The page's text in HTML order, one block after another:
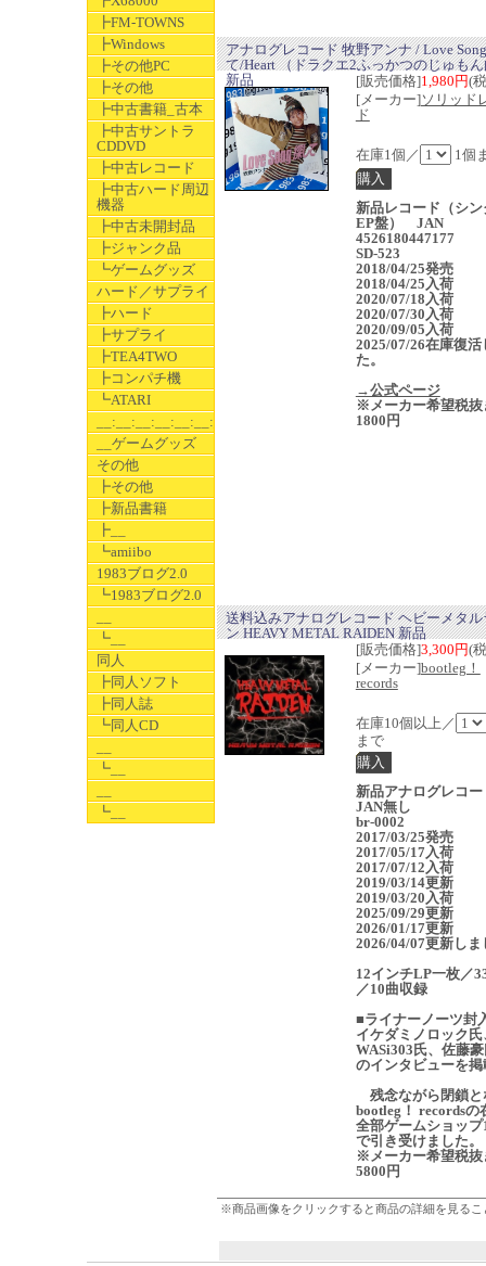
┣FM-TOWNS
┣Windows
┣その他PC
┣その他
┣中古書籍_古本
┣中古サントラ
CDDVD
┣中古レコード
┣中古ハード周辺
機器
┣中古未開封品
┣ジャンク品
┗ゲームグッズ
ハード／サプライ
┣ハード
┣サプライ
┣TEA4TWO
┣コンパチ機
┗ATARI
__:__:__:__:__:__:__
__ゲームグッズ
その他
┣その他
┣新品書籍
┣__
┗amiibo
1983ブログ2.0
┗1983ブログ2.0
┗__
同人
┣同人ソフト
┣同人誌
┗同人CD
┗__
┗__
アナログレコード 牧野アンナ / Love
て/Heart （ドラクエ2ふっかつのじゅも
新品
[販売価格]1,980円(
[メーカー]ソリッド
ド
在庫1個／ 1個
新品レコード（シン
EP盤） JAN
4526180447177
SD-523
2018/04/25発売
2018/04/25入荷
2020/07/18入荷
2020/07/30入荷
2020/09/05入荷
2025/07/26在庫復活
た。
→公式ページ
※メーカー希望税抜
1800円
送料込みアナログレコード ヘビーメタ
ン HEAVY METAL RAIDEN 新品
[販売価格]3,300円(
[メーカー]bootleg！
records
在庫10個以上／
まで
新品アナログレコ
JAN無し
br-0002
2017/03/25発売
2017/05/17入荷
2017/07/12入荷
2019/03/14更新
2019/03/20入荷
2025/09/29更新
2026/01/17更新
2026/04/07更新しま
12インチLP一枚／
／10曲収録
■ライナーノーツ封
イケダミノロック氏
WASi303氏、佐藤
のインタビューを掲
残念ながら閉鎖と
bootleg！ recordsの
全部ゲームショップ
で引き受けました。
※メーカー希望税抜
5800円
※商品画像をクリックすると商品の詳細を見るこ